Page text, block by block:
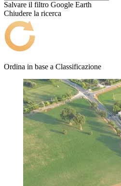
Salvare il filtro Google Earth
Chiudere la ricerca
Ordina in base a Classificazione